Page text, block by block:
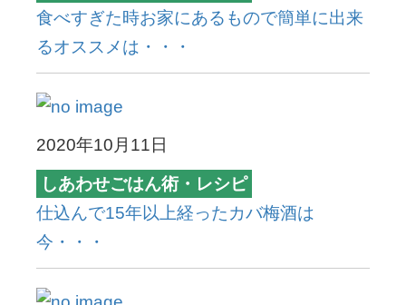
食べすぎた時お家にあるもので簡単に出来
るオススメは・・・
2020年10月11日
しあわせごはん術・レシピ
仕込んで15年以上経ったカバ梅酒は
今・・・